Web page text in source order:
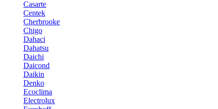
Casarte
Centek
Cherbrooke
Chigo
Dahaci
Dahatsu
Daichi
Daicond
Daikin
Denko
Ecoclima
Electrolux